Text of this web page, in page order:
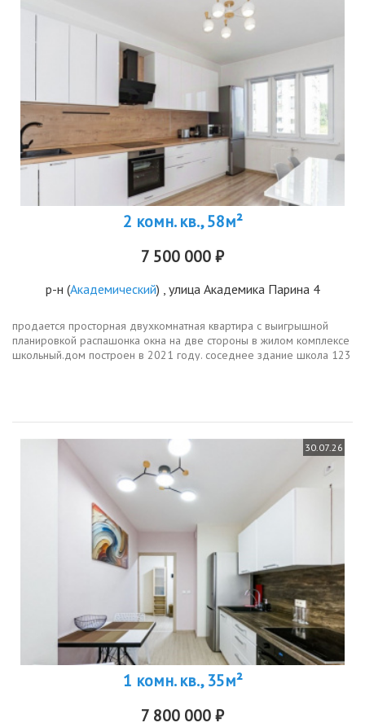
2 комн. кв., 58м²
7 500 000 ₽
р-н (Академический) , улица Академика Парина 4
продается просторная двухкомнатная квартира с выигрышной
планировкой распашонка окна на две стороны в жилом комплексе
школьный.дом построен в 2021 году. соседнее здание школа 123
30.07.26
1 комн. кв., 35м²
7 800 000 ₽